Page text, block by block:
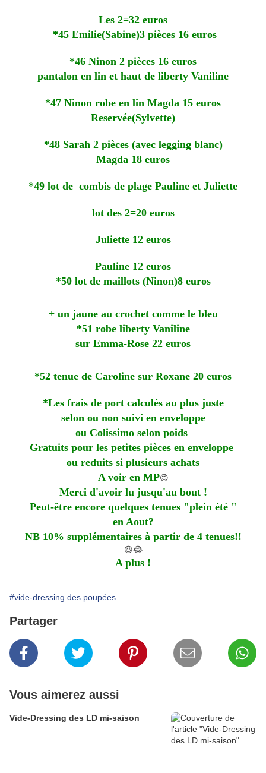
Les 2=32 euros
*45 Emilie(Sabine)3 pièces 16 euros
*46 Ninon 2 pièces 16 euros
pantalon en lin et haut de liberty Vaniline
*47 Ninon robe en lin Magda 15 euros
Reservée(Sylvette)
*48 Sarah 2 pièces (avec legging blanc)
Magda 18 euros
*49 lot de combis de plage Pauline et Juliette
lot des 2=20 euros
Juliette 12 euros
Pauline 12 euros
*50 lot de maillots (Ninon)8 euros
+ un jaune au crochet comme le bleu
*51 robe liberty Vaniline
sur Emma-Rose 22 euros
*52 tenue de Caroline sur Roxane 20 euros
*Les frais de port calculés au plus juste
selon ou non suivi en enveloppe
ou Colissimo selon poids
Gratuits pour les petites pièces en enveloppe
ou reduits si plusieurs achats
A voir en MP😊
Merci d'avoir lu jusqu'au bout !
Peut-être encore quelques tenues "plein été "
en Aout?
NB 10% supplémentaires à partir de 4 tenues!!
😆😂
A plus !
#vide-dressing des poupées
Partager
Vous aimerez aussi
Vide-Dressing des LD mi-saison